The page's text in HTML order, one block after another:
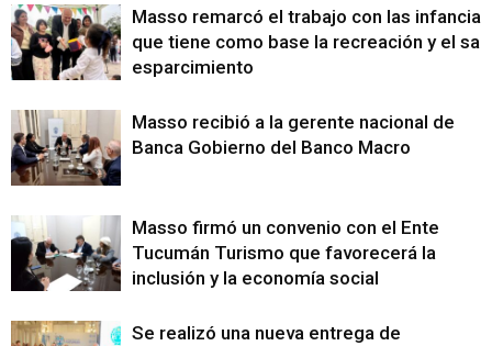
Masso remarcó el trabajo con las infancias
que tiene como base la recreación y el
esparcimiento
Masso recibió a la gerente nacional de
Banca Gobierno del Banco Macro
Masso firmó un convenio con el Ente
Tucumán Turismo que favorecerá la
inclusión y la economía social
Se realizó una nueva entrega de